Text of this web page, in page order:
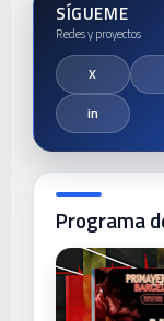
SÍGUEME
Programa